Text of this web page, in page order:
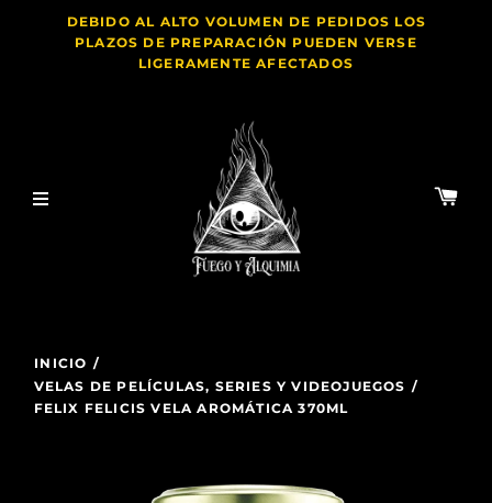
DEBIDO AL ALTO VOLUMEN DE PEDIDOS LOS
PLAZOS DE PREPARACIÓN PUEDEN VERSE
LIGERAMENTE AFECTADOS
INICIO /
VELAS DE PELÍCULAS, SERIES Y VIDEOJUEGOS /
FELIX FELICIS VELA AROMÁTICA 370ML